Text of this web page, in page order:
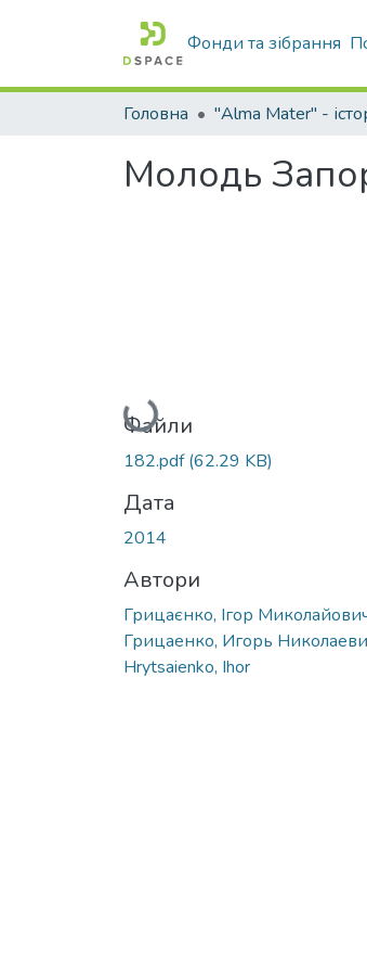
Фонди та зібрання
Головна
Молодь
Вантажиться...
Файли
182.pdf(62.29 KB)
Дата
2014
Автори
Грицаєнко, Ігор
Грицаенко, Игорь
Hrytsaienko, Ihor